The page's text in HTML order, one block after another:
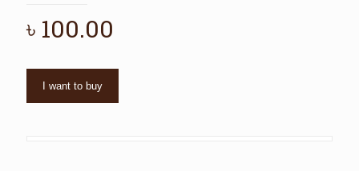
৳ 100.00
I want to buy